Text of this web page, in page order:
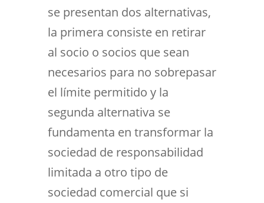
se presentan dos alternativas,
la primera consiste en retirar
al socio o socios que sean
necesarios para no sobrepasar
el límite permitido y la
segunda alternativa se
fundamenta en transformar la
sociedad de responsabilidad
limitada a otro tipo de
sociedad comercial que si